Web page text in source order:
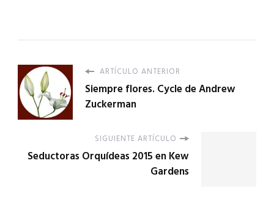
ARTÍCULO ANTERIOR
Siempre flores. Cycle de Andrew
Zuckerman
SIGUIENTE ARTÍCULO
Seductoras Orquídeas 2015 en Kew
Gardens